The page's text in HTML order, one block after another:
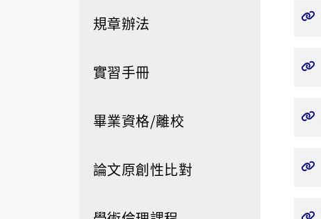
規章辦法
實習手冊
畢業資格/離校
論文原創性比對